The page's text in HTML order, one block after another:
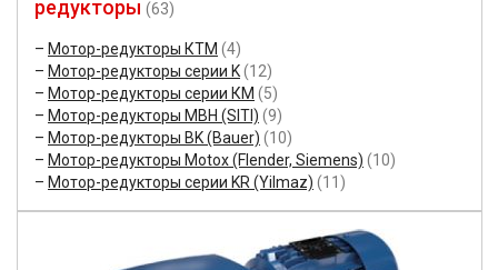
редукторы (63)
Мотор-редукторы КТМ (4)
Мотор-редукторы серии K(12)
Мотор-редукторы серии КМ (5)
Мотор-редукторы MBH (SITI) (9)
Мотор-редукторы BK (Bauer) (10)
Мотор-редукторы Motox (Flender, Siemens) (10)
Мотор-редукторы серии KR (Yilmaz) (11)